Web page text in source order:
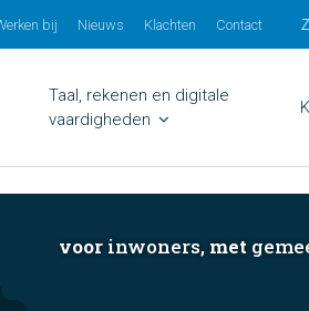
bij Nieuws Klachten Contact
Taal, rekenen en digitale
vaardigheden
voor inwoners, met